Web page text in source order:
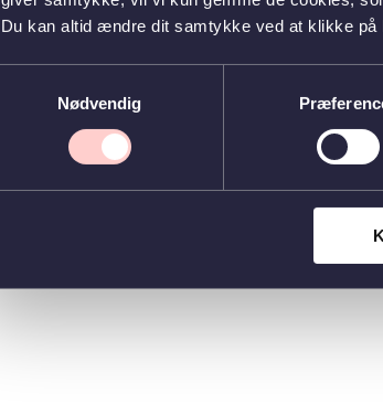
Du kan altid ændre dit samtykke ved at klikke på
Nødvendig